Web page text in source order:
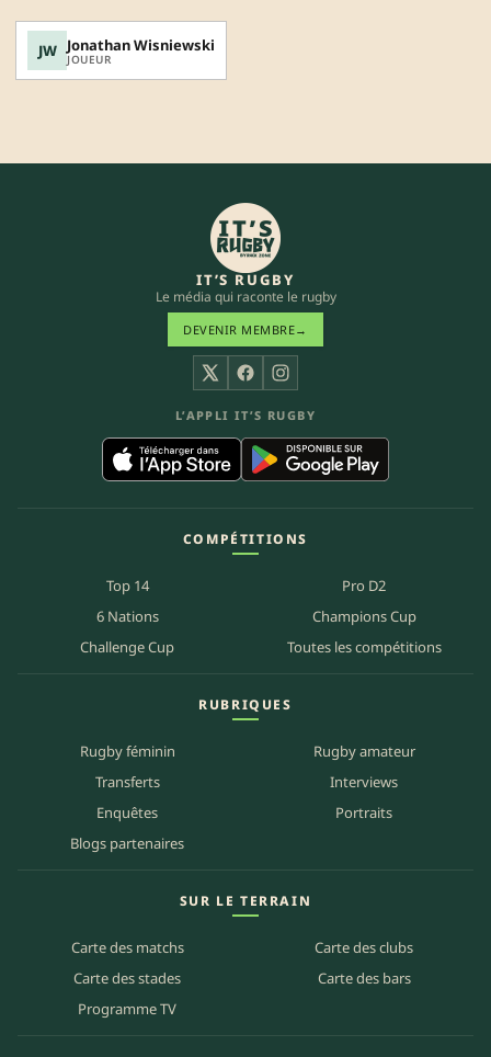
JW Jonathan Wisniewski
JOUEUR
IT’S RUGBY
Le média qui raconte le rugby
DEVENIR MEMBRE→
X FacebookInstagram
L’APPLI IT’S RUGBY
COMPÉTITIONS
Top 14
Pro D2
6 Nations
Champions Cup
Challenge Cup
Toutes les compétitions
RUBRIQUES
Rugby féminin
Rugby amateur
Transferts
Interviews
Enquêtes
Portraits
Blogs partenaires
SUR LE TERRAIN
Carte des matchs
Carte des clubs
Carte des stades
Carte des bars
Programme TV